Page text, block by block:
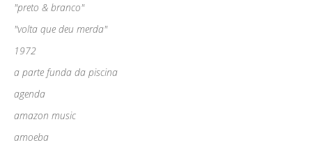
"preto & branco"
"volta que deu merda"
1972
a parte funda da piscina
agenda
amazon music
amoeba